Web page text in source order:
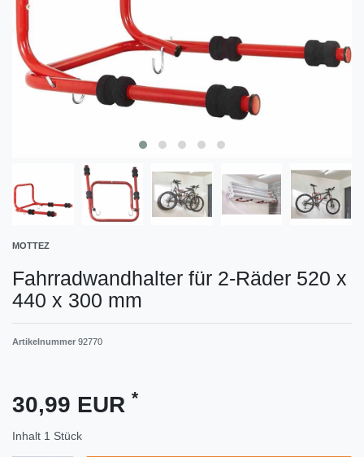
MOTTEZ
Fahrradwandhalter für 2-Räder 520 x
440 x 300 mm
Artikelnummer 92770
30,99 EUR *
Inhalt 1 Stück